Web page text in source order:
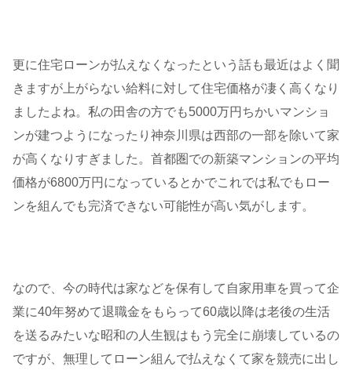
更に住宅ローンが払えなくなったという話も最近はよく聞
きますが上がらない給料に対して住宅価格が凄く高くなり
ましたよね。私の田舎の方でも5000万円ちかいマンショ
ンが建つようになったり神奈川県は西部の一部を除いて家
が高くなりすぎました。首都圏での新築マンションの平均
価格が6800万円になっているとかでこれでは私でもロー
ンを組んでも完済できない可能性が高い気がします。
なので、今の時代は家などを保有して自家用車を買って企
業に40年努めて退職金をもらって60歳以降は老後の生活
を送るみたいな昭和の人生観はもう完全に崩壊しているの
ですが、無理してローン組んで払えなくて家を競売に出し